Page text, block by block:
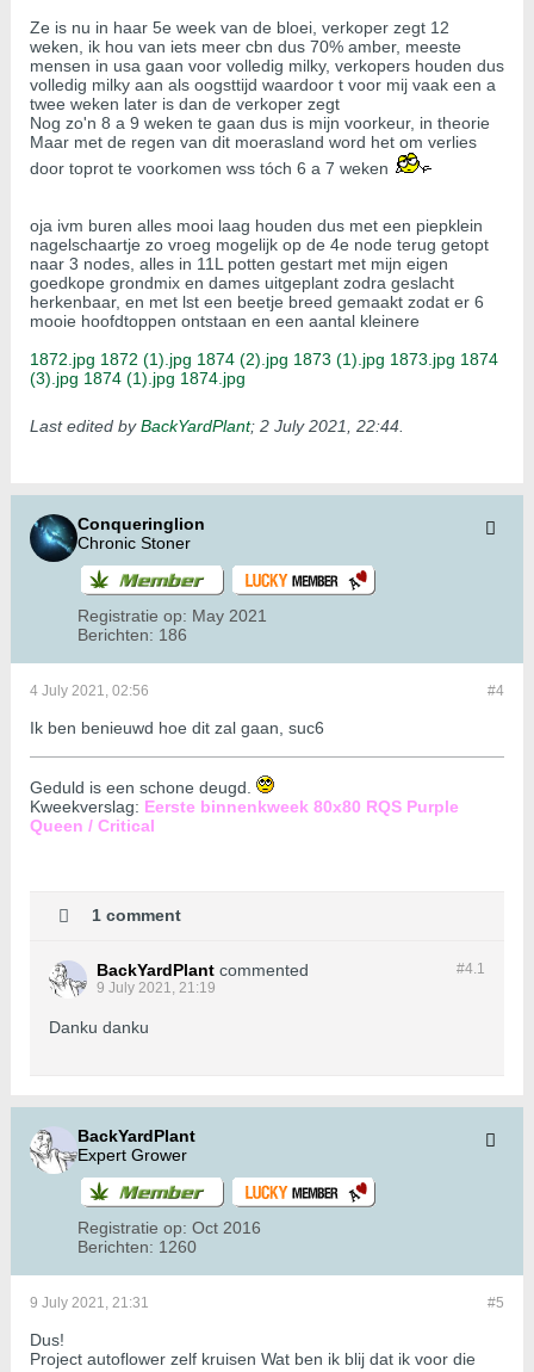
Ze is nu in haar 5e week van de bloei, verkoper zegt 12
weken, ik hou van iets meer cbn dus 70% amber, meeste
mensen in usa gaan voor volledig milky, verkopers houden dus
volledig milky aan als oogsttijd waardoor t voor mij vaak een a
twee weken later is dan de verkoper zegt
Nog zo'n 8 a 9 weken te gaan dus is mijn voorkeur, in theorie
Maar met de regen van dit moerasland word het om verlies
door toprot te voorkomen wss tóch 6 a 7 weken
oja ivm buren alles mooi laag houden dus met een piepklein
nagelschaartje zo vroeg mogelijk op de 4e node terug getopt
naar 3 nodes, alles in 11L potten gestart met mijn eigen
goedkope grondmix en dames uitgeplant zodra geslacht
herkenbaar, en met lst een beetje breed gemaakt zodat er 6
mooie hoofdtoppen ontstaan en een aantal kleinere
1872.jpg 1872 (1).jpg 1874 (2).jpg 1873 (1).jpg 1873.jpg 1874
(3).jpg 1874 (1).jpg 1874.jpg
Last edited byBackYardPlant; 2 July 2021, 22:44
Conqueringlion
Chronic Stoner
Registratie op: May 2021
Berichten: 186
#4
4 July 2021, 02:56
Ik b​​en benieuwd hoe dit zal gaan, suc6
Geduld is een schone deugd.
Kweekverslag: Eerste binnenkweek 80x80 RQS Purple
Queen / Critical
1 comment
#4.1
BackYardPlant commented
9 July 2021, 21:19
Danku danku
BackYardPlant
Expert Grower
Registratie op: Oct 2016
Berichten: 1260
#5
9 July 2021, 21:31
Dus!
Project autoflower zelf kruisen Wat ben ik blij dat ik voor die